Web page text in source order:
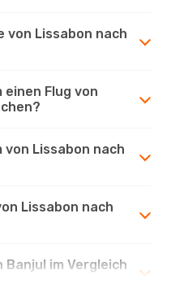
von Lissabon nach
Flug von
Lissabon nach
Lissabon nach
im Vergleich